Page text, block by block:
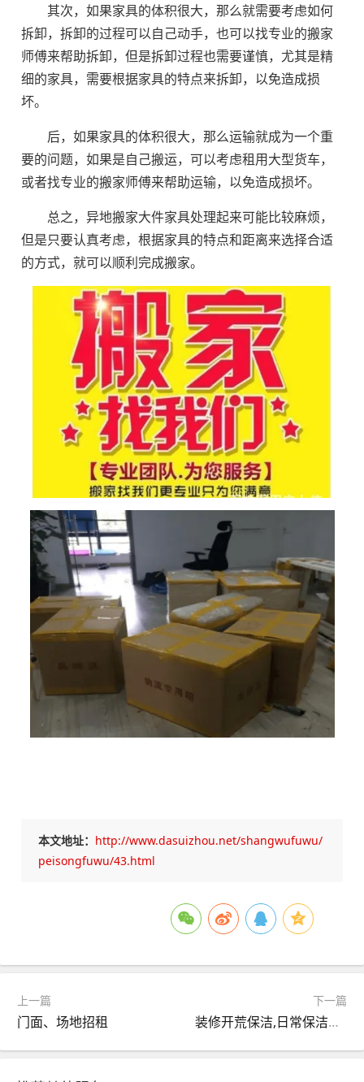
其次，如果家具的体积很大，那么就需要考虑如何
拆卸，拆卸的过程可以自己动手，也可以找专业的搬家
师傅来帮助拆卸，但是拆卸过程也需要谨慎，尤其是精
细的家具，需要根据家具的特点来拆卸，以免造成损
坏。
后，如果家具的体积很大，那么运输就成为一个重
要的问题，如果是自己搬运，可以考虑租用大型货车，
或者找专业的搬家师傅来帮助运输，以免造成损坏。
总之，异地搬家大件家具处理起来可能比较麻烦，
但是只要认真考虑，根据家具的特点和距离来选择合适
的方式，就可以顺利完成搬家。
本文地址： http://www.dasuizhou.net/shangwufuwu/
peisongfuwu/43.html
上一篇
门面、场地招租
下一篇
装修开荒保洁,日常保洁外包